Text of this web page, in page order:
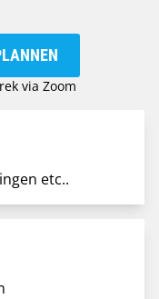
via Zoom
etc..